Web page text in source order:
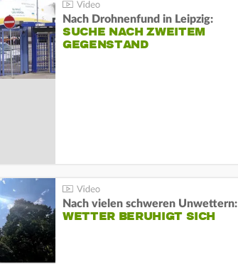
Nach Drohnenfund in Leipzig:
SUCHE NACH ZWEITEM
GEGENSTAND
Nach vielen schweren Unwettern:
WETTER BERUHIGT SICH